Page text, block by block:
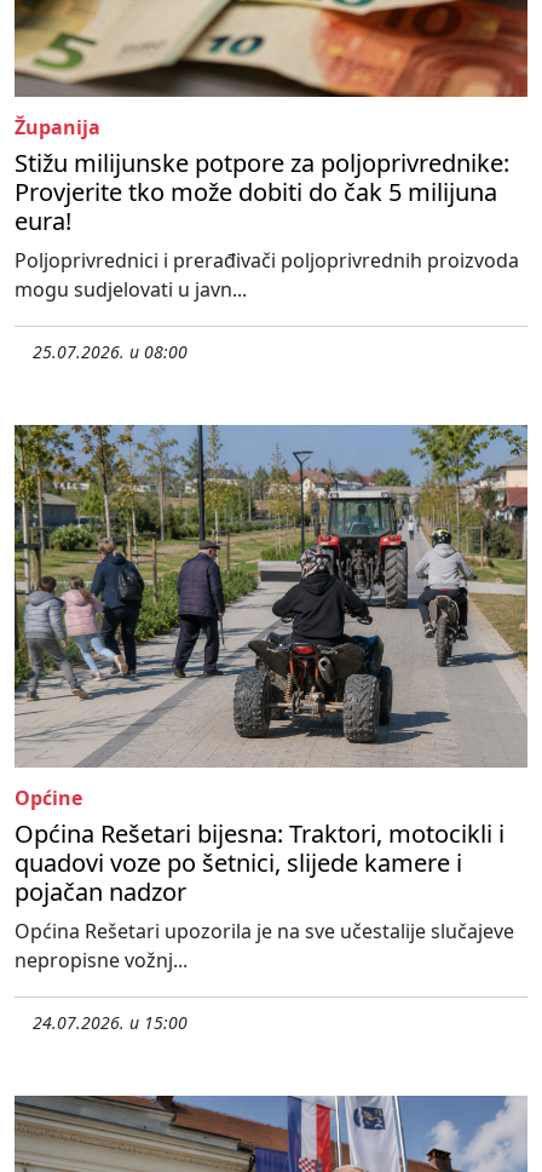
Županija
Stižu milijunske potpore za poljoprivrednike:
Provjerite tko može dobiti do čak 5 milijuna
eura!
Poljoprivrednici i prerađivači poljoprivrednih proizvoda
mogu sudjelovati u javn...
25.07.2026. u 08:00
Općine
Općina Rešetari bijesna: Traktori, motocikli i
quadovi voze po šetnici, slijede kamere i
pojačan nadzor
Općina Rešetari upozorila je na sve učestalije slučajeve
nepropisne vožnj...
24.07.2026. u 15:00